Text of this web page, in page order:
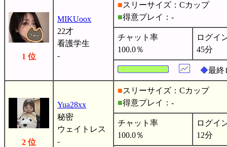
1 位
MIKUoox
22才
看護学生
-
■スリーサイズ：Cカップ
■得意プレイ：-
チャット率
100.0％
ログイ
45分
◆最終
2 位
Yua28xx
秘密
ウェイトレス
-
■スリーサイズ：Cカップ
■得意プレイ：-
チャット率
100.0％
ログイ
12分